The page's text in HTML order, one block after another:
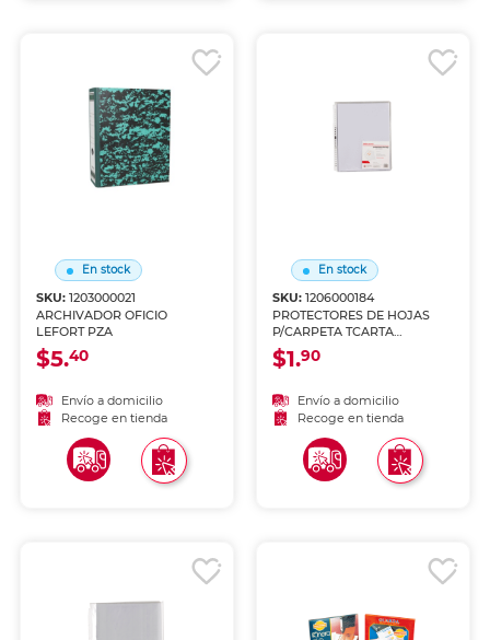
En stock
SKU:1203000021
ARCHIVADOR OFICIO
LEFORT PZA
$5.40
Envío a domicilio
Recoge en tienda
En stock
SKU: 1206000184
PROTECTORES DE HOJAS
P/CARPETA TCARTA
25PERFORACIONES 10PK
$1.90
Envío a domicilio
Recoge en tienda